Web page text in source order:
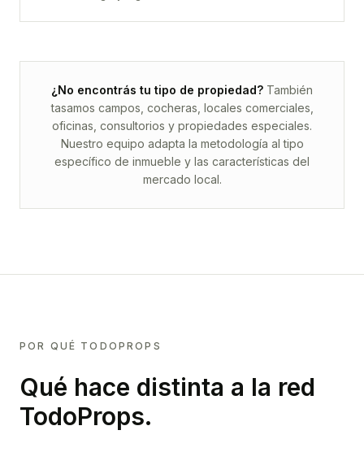
¿No encontrás tu tipo de propiedad? También
tasamos campos, cocheras, locales comerciales,
oficinas, consultorios y propiedades especiales.
Nuestro equipo adapta la metodología al tipo
específico de inmueble y las características del
mercado local.
POR QUÉ TODOPROPS
Qué hace distinta a la red
TodoProps.